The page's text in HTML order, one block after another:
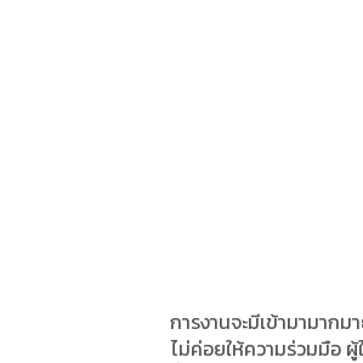
การงานจะมีเข้ามามากม
ไม่ค่อยให้ความร่วมมือ